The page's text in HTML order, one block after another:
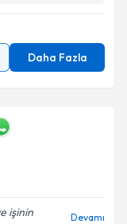
Daha Fazla
işinin
Devamı